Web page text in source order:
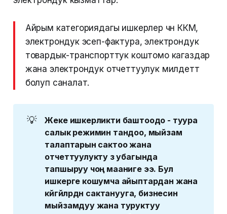
Айрым категориядагы ишкерлер үчүн ККМ,
электрондук эсеп-фактура, электрондук
товардык-транспорттук коштомо кагаздар
жана электрондук отчеттуулук милдеттүү
болуп саналат.
💡
Жеке ишкерликти баштоодо - туура
салык режимин тандоо, мыйзам
талаптарын сактоо жана
отчеттуулукту өз убагында
тапшыруу чоң мааниге ээ. Бул
ишкерге кошумча айыптардан жана
көйгөйлөрдөн сактанууга, бизнесин
мыйзамдуу жана туруктуу